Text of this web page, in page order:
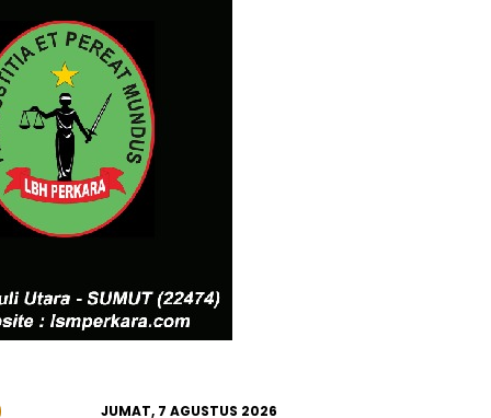
JUMAT, 7 AGUSTUS 2026